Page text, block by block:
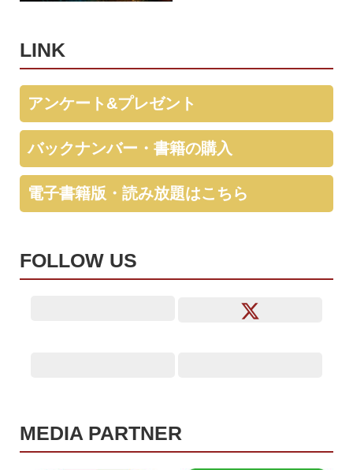
LINK
アンケート&プレゼント
バックナンバー・書籍の購入
電子書籍版・読み放題はこちら
FOLLOW US
MEDIA PARTNER